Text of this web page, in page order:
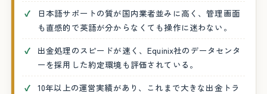
日本語サポートの質が国内業者並みに高く、管理画面
も直感的で英語が分からなくても操作に迷わない。
出金処理のスピードが速く、Equinix社のデータセンタ
ーを採用した約定環境も評価されている。
10年以上の運営実績があり、これまで大きな出金トラ